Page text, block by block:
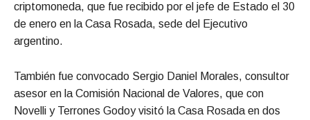
criptomoneda, que fue recibido por el jefe de Estado el 30
de enero en la Casa Rosada, sede del Ejecutivo
argentino.
También fue convocado Sergio Daniel Morales, consultor
asesor en la Comisión Nacional de Valores, que con
Novelli y Terrones Godoy visitó la Casa Rosada en dos